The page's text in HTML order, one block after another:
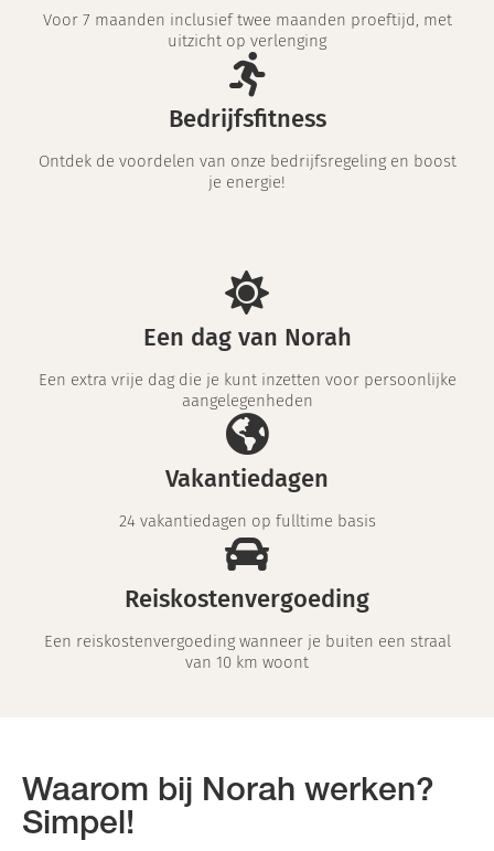
Voor 7 maanden inclusief twee maanden proeftijd, met
uitzicht op verlenging
Bedrijfsfitness
Ontdek de voordelen van onze bedrijfsregeling en boost
je energie!
Een dag van Norah
Een extra vrije dag die je kunt inzetten voor persoonlijke
aangelegenheden
Vakantiedagen
24 vakantiedagen op fulltime basis
Reiskostenvergoeding
Een reiskostenvergoeding wanneer je buiten een straal
van 10 km woont
Waarom bij Norah werken?
Simpel!